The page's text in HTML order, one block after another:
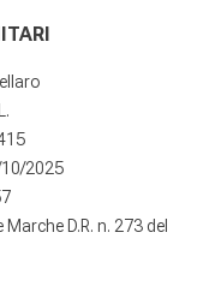
10/2025
D.R. n. 273 del